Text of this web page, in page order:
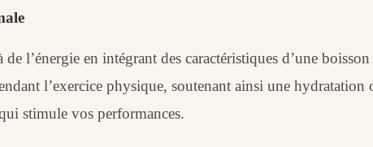
de l’énergie en intégrant des caractéristiques d’une
l’exercice physique, soutenant ainsi une
stimule vos performances.